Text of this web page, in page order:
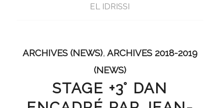
EL IDRISSI
ARCHIVES (NEWS), ARCHIVES 2018-2019
(NEWS)
STAGE +3° DAN